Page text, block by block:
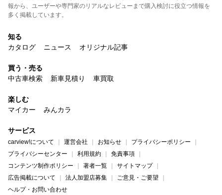
報から、ユーザーや専門家のリアルなレビューまで購入検討に役立つ情報を
多く掲載しています。
知る
カタログ
ニュース オリジナル記事
買う・売る
中古車検索
新車見積り 車買取
楽しむ
マイカー
みんカラ
サービス
carview!について 運営会社 お知らせ
プライバシーポリシー
プライバシーセンター
利用規約
免責事項
コンテンツ制作ポリシー
著者一覧
サイトマップ
広告掲載について
法人加盟店募集
ご意見・ご要望
ヘルプ・お問い合わせ